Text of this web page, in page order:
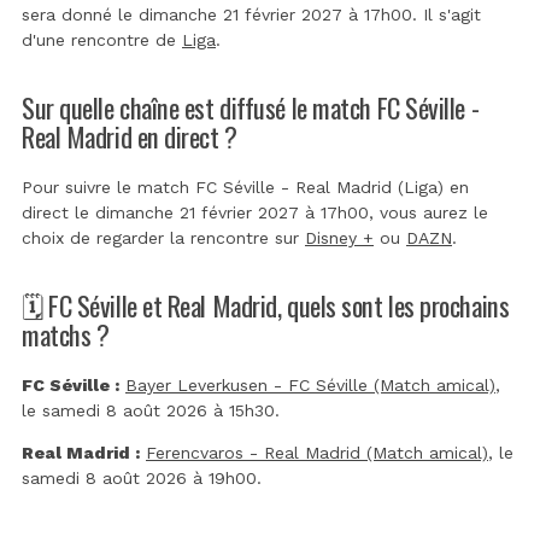
sera donné le dimanche 21 février 2027 à 17h00. Il s'agit
d'une rencontre de Liga.
Sur quelle chaîne est diffusé le match FC Séville -
Real Madrid en direct ?
Pour suivre le match FC Séville - Real Madrid (Liga) en
direct le dimanche 21 février 2027 à 17h00, vous aurez le
choix de regarder la rencontre sur Disney + ou DAZN.
🗓️ FC Séville et Real Madrid, quels sont les prochains
matchs ?
FC Séville : Bayer Leverkusen - FC Séville (Match amical),
le samedi 8 août 2026 à 15h30.
Real Madrid : Ferencvaros - Real Madrid (Match amical), le
samedi 8 août 2026 à 19h00.